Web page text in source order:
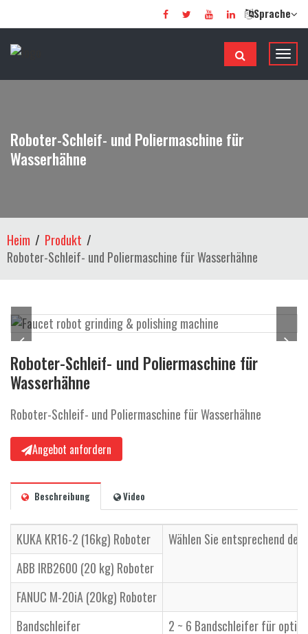
Sprache
N
Roboter-Schleif- und Poliermaschine für
Wasserhähne
Heim
Produkt
Roboter-Schleif- und Poliermaschine für Wasserhähne
Roboter-Schleif- und Poliermaschine für
Wasserhähne
Roboter-Schleif- und Poliermaschine für Wasserhähne
Angebot anfordern
Beschreibung Video
KUKA KR16-2 (16kg) Roboter
Wählen Sie entsprechend
ABB IRB2600 (20 kg) Roboter
FANUC M-20iA (20kg) Roboter
Bandschleifer
2 ~ 6 Bandschleifer für